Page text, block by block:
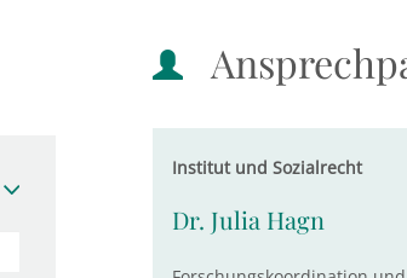
Institut und Sozialrecht
Dr. Julia Hagn